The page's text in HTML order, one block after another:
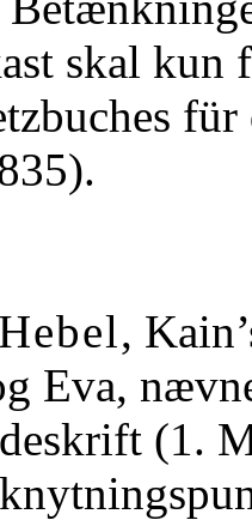
skal
Hebel,
Eva,
(1.